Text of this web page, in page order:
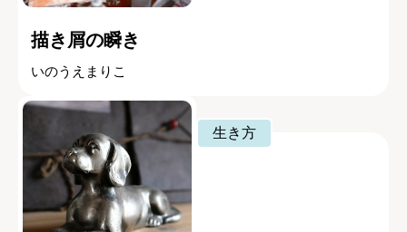
描き屑の瞬き
いのうえまりこ
生き方